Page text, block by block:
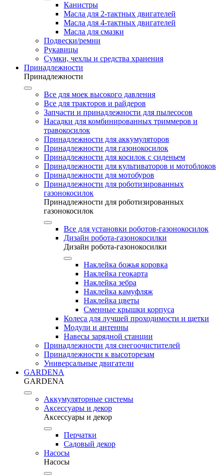
Канистры
Масла для 2-тактных двигателей
Масла для 4-тактных двигателей
Масла для смазки
Подвески/ремни
Рукавицы
Сумки, чехлы и средства хранения
Принадлежности
Принадлежности
Все для моек высокого давления
Все для тракторов и райдеров
Запчасти и принадлежности для пылесосов
Насадки для комбинированных триммеров и
травокосилок
Принадлежности для аккумуляторов
Принадлежности для газонокосилок
Принадлежности для косилок с сиденьем
Принадлежности для культиваторов и мотоблоков
Принадлежности для мотобуров
Принадлежности для роботизированных
газонокосилок
Принадлежности для роботизированных
газонокосилок
Все для установки роботов-газонокосилок
Дизайн робота-газонокосилки
Дизайн робота-газонокосилки
Наклейка божья коровка
Наклейка геокарта
Наклейка зебра
Наклейка камуфляж
Наклейка цветы
Сменные крышки корпуса
Колеса для лучшей проходимости и щетки
Модули и антенны
Навесы зарядной станции
Принадлежности для снегоочистителей
Принадлежности к высоторезам
Универсальные двигатели
GARDENA
GARDENA
Аккумуляторные системы
Аксессуары и декор
Аксессуары и декор
Перчатки
Садовый декор
Насосы
Насосы